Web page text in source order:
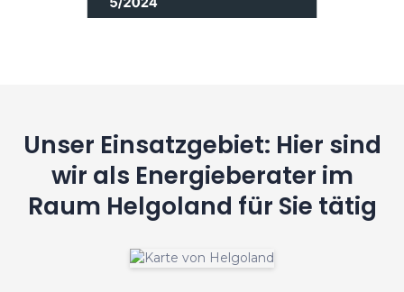
Unser Einsatzgebiet: Hier sind
wir als Energieberater im
Raum Helgoland für Sie tätig